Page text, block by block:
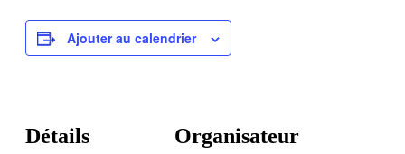
Ajouter au calendrier
Détails Organisateur